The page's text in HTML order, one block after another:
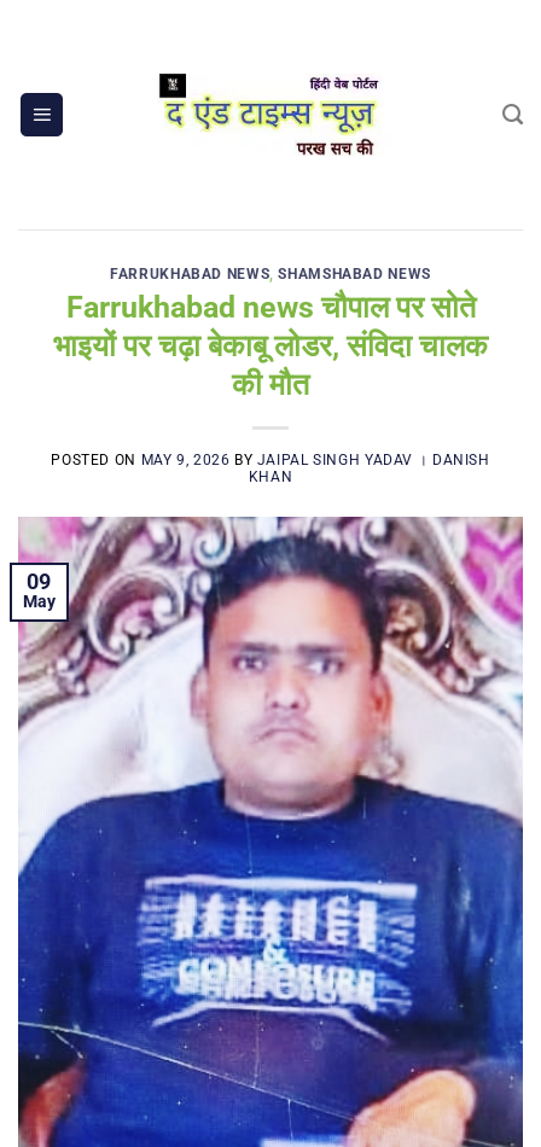
FARRUKHABAD NEWS,SHAMSHABAD NEWS
Farrukhabad news चौपाल पर सोते
भाइयों पर चढ़ा बेकाबू लोडर, संविदा चालक
की मौत
POSTED ON MAY 9, 2026 BY JAIPAL SINGH YADAV । DANISH
KHAN
09
May